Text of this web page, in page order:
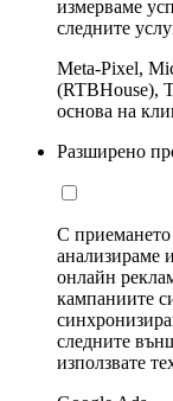
измерваме
следните
Meta-Pixel,
(RTBHouse),
основа на
Разширено
С приемането
анализираме
онлайн
кампаниите
следните
използвате